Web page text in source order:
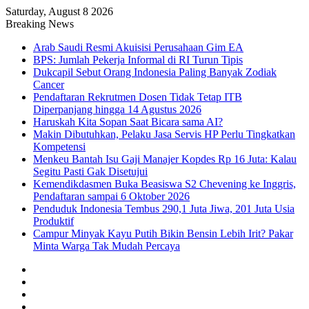
Saturday, August 8 2026
Breaking News
Arab Saudi Resmi Akuisisi Perusahaan Gim EA
BPS: Jumlah Pekerja Informal di RI Turun Tipis
Dukcapil Sebut Orang Indonesia Paling Banyak Zodiak
Cancer
Pendaftaran Rekrutmen Dosen Tidak Tetap ITB
Diperpanjang hingga 14 Agustus 2026
Haruskah Kita Sopan Saat Bicara sama AI?
Makin Dibutuhkan, Pelaku Jasa Servis HP Perlu Tingkatkan
Kompetensi
Menkeu Bantah Isu Gaji Manajer Kopdes Rp 16 Juta: Kalau
Segitu Pasti Gak Disetujui
Kemendikdasmen Buka Beasiswa S2 Chevening ke Inggris,
Pendaftaran sampai 6 Oktober 2026
Penduduk Indonesia Tembus 290,1 Juta Jiwa, 201 Juta Usia
Produktif
Campur Minyak Kayu Putih Bikin Bensin Lebih Irit? Pakar
Minta Warga Tak Mudah Percaya